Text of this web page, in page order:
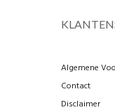
Algemene
Contact
Disclaimer